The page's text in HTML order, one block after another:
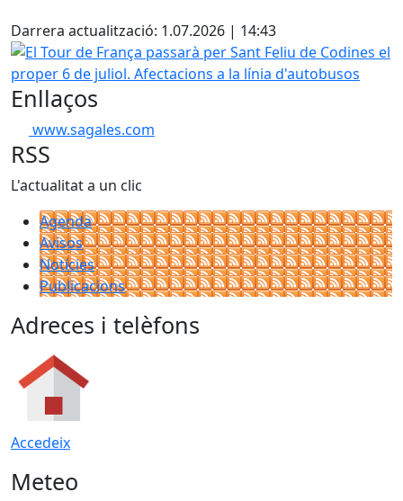
Darrera actualització: 1.07.2026 | 14:43
El Tour de França passarà per Sant Feliu de Codines el
Enllaços
www.sagales.com
RSS
L'actualitat a un clic
Agenda
Avisos
Notícies
Publicacions
Adreces i telèfons
Accedeix
Meteo